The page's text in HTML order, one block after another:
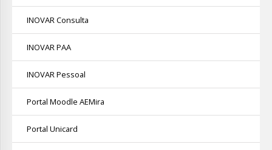
INOVAR Consulta
INOVAR PAA
INOVAR Pessoal
Portal Moodle AEMira
Portal Unicard